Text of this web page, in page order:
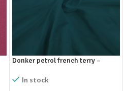
Donker petrol french terry –
In stock